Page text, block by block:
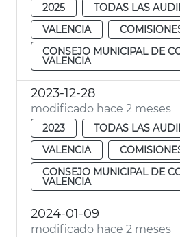
2025
TODAS LAS
VALENCIA
CONSEJO MUNICIPAL DE
VALENCIA
2023-12-28
modificado hace 2 meses
2023
TODAS LAS
VALENCIA
CONSEJO MUNICIPAL DE
VALENCIA
2024-01-09
modificado hace 2 meses